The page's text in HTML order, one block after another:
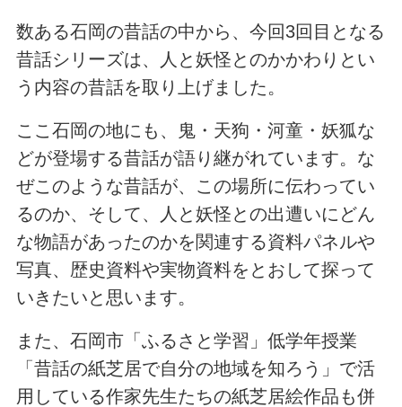
数ある石岡の昔話の中から、今回3回目となる
昔話シリーズは、人と妖怪とのかかわりとい
う内容の昔話を取り上げました。
ここ石岡の地にも、鬼・天狗・河童・妖狐な
どが登場する昔話が語り継がれています。な
ぜこのような昔話が、この場所に伝わってい
るのか、そして、人と妖怪との出遭いにどん
な物語があったのかを関連する資料パネルや
写真、歴史資料や実物資料をとおして探って
いきたいと思います。
また、石岡市「ふるさと学習」低学年授業
「昔話の紙芝居で自分の地域を知ろう」で活
用している作家先生たちの紙芝居絵作品も併